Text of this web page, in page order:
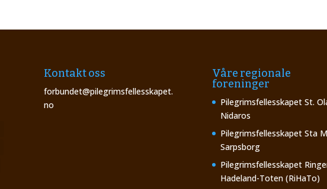
Kontakt oss
forbundet@pilegrimsfellesskapet.
no
Våre regionale
foreninger
Pilegrimsfellesskapet St.
Nidaros
Pilegrimsfellesskapet Sta
Sarpsborg
Pilegrimsfellesskapet
Hadeland-Toten (RiHaTo)